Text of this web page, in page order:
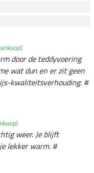
door de teddyvoering
wat dun en er zit geen
kwaliteitsverhouding. #
weer. Je blijft
lekker warm. #